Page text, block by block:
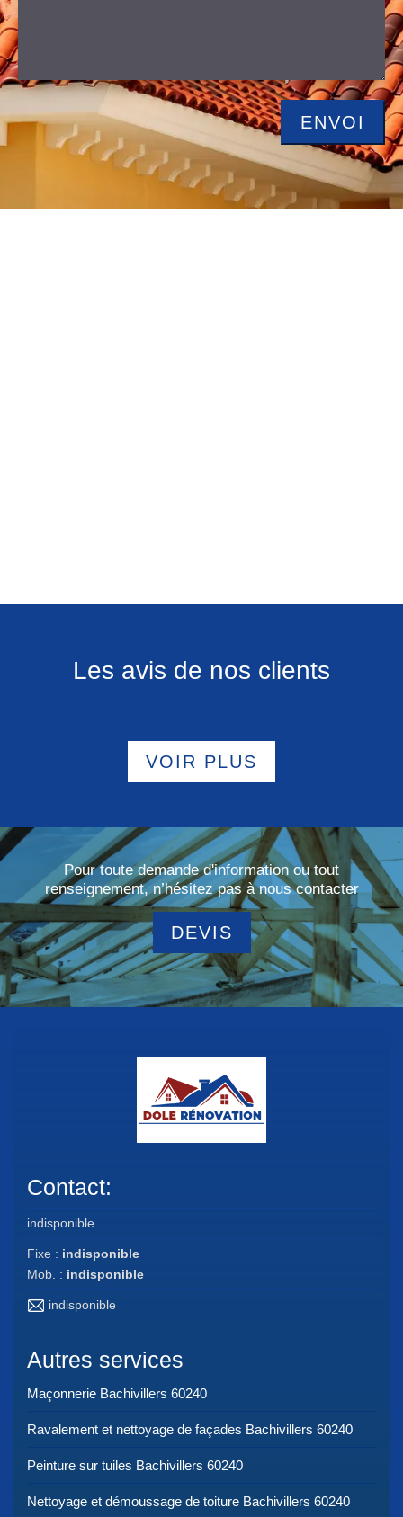
Les avis de nos clients
VOIR PLUS
Pour toute demande d'information ou tout
renseignement, n’hésitez pas à nous contacter
DEVIS
Contact:
indisponible
Fixe : indisponible
Mob. : indisponible
indisponible
Autres services
Maçonnerie Bachivillers 60240
Ravalement et nettoyage de façades Bachivillers 60240
Peinture sur tuiles Bachivillers 60240
Nettoyage et démoussage de toiture Bachivillers 60240